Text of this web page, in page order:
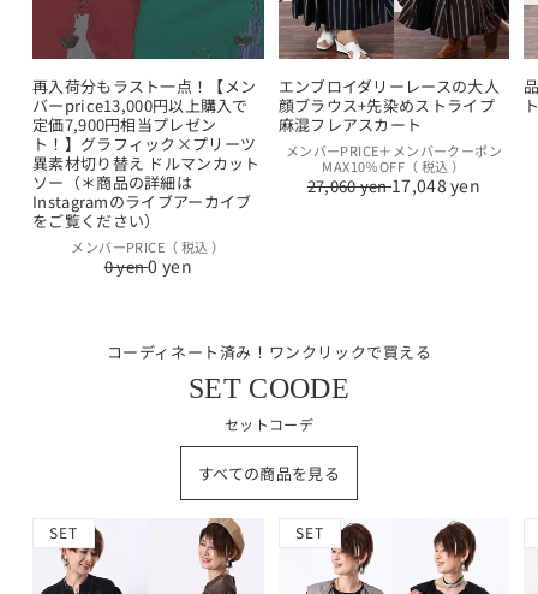
再入荷分もラスト一点！【メン
バーprice13,000円以上購入で
定価7,900円相当プレゼン
ト！】グラフィック×プリーツ
異素材切り替え ドルマンカット
ソー（＊商品の詳細は
Instagramのライブアーカイブ
をご覧ください）
通
常
セ
ー
メンバーPRICE（ 税込 ）
0 yen0 yen
エンブロイダリーレースの大人
顔ブラウス+先染めストライプ
麻混フレアスカート
通
常
価
セ
ー
ル
メンバーPRICE＋メンバークーポン
MAX10％OFF（ 税込 ）
27,060 yen17,048 yen
コーディネート済み！ワンクリックで買える
SET COODE
セットコーデ
すべての商品を見る
SET SET